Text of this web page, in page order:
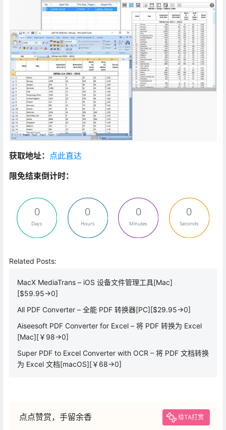
获取地址： 点此直达
限免结束倒计时：
0
Days
0
Hours
0
Minutes
0
Seconds
Related Posts:
MacX MediaTrans – iOS 设备文件管理工具[Mac]
[$59.95→0]
All PDF Converter – 全能 PDF 转换器[PC][$29.95→0]
Aiseesoft PDF Converter for Excel – 将 PDF 转换为 Excel
[Mac][￥98→0]
Super PDF to Excel Converter with OCR – 将 PDF 文档转换
为 Excel 文档[macOS][￥68→0]
点点赞赏，手留余香 给TA打赏